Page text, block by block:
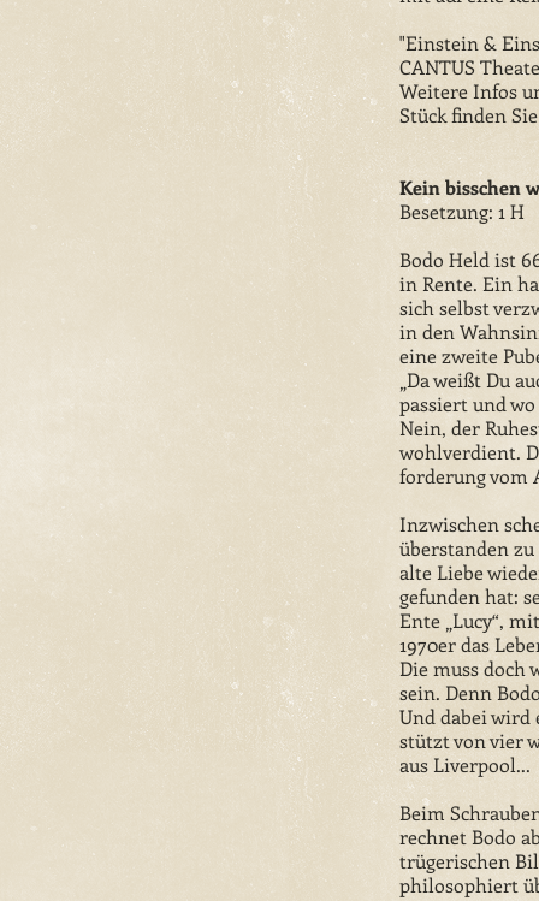
"Einstein &
CANTUS
Weitere Infos
Stück finden
Kein bisschen
Besetzung: 1 H
Bodo Held ist
in Rente. Ein
sich selbst
in den
eine zweite
„Da weißt Du
passiert und
Nein, der
wohlverdient.
forderung vom
Inzwischen
überstanden
alte Liebe
gefunden hat:
Ente „Lucy“,
1970er das
Die muss doch
sein. Denn
Und dabei
stützt von vier
aus Liverpool...
Beim
rechnet Bodo
trügerischen
philosophiert